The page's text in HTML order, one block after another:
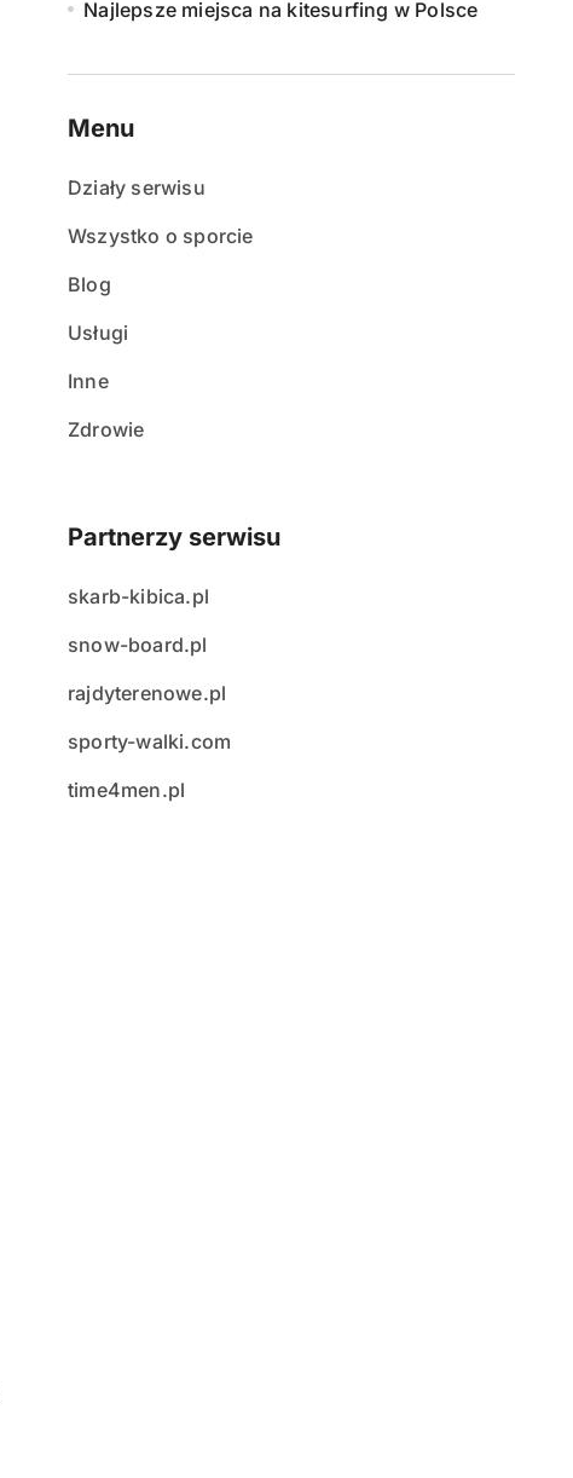
Najlepsze miejsca na kitesurfing w Polsce
Menu
Działy serwisu
Wszystko o sporcie
Blog
Usługi
Inne
Zdrowie
Partnerzy serwisu
skarb-kibica.pl
snow-board.pl
rajdyterenowe.pl
sporty-walki.com
time4men.pl